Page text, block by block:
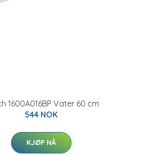
1600A016BP Vater 60 cm
544 NOK
KJØP NÅ